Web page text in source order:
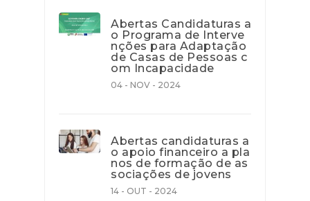
Abertas Candidaturas a
o Programa de Interve
nções para Adaptação
de Casas de Pessoas c
om Incapacidade
04 - NOV - 2024
Abertas candidaturas a
o apoio financeiro a pla
nos de formação de as
sociações de jovens
14 - OUT - 2024